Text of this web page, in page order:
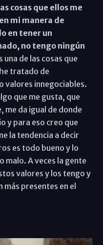
cosas que ellos me
mi manera de
en tener un
no tengo ningún
una de las cosas que
tratado de
valores innegociables.
que me gusta, que
me da igual de donde
y para eso creo que
la tendencia a decir
es todo bueno y lo
malo. A veces la gente
valores y los tengo y
presentes en el